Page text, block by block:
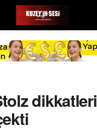
dikkatleri